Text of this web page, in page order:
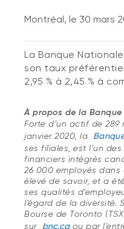
Montréal, le 30 mars
La Banque
son taux
2,95 % à 2,45 % à
À propos de la
Forte d’un actif de
janvier 2020, la
ses filiales, est l’un
financiers intégrés
26 000 employés
élevé de savoir, et a
ses qualités
l’égard de la diversité.
Bourse de Toronto
sur
bnc.ca ou par